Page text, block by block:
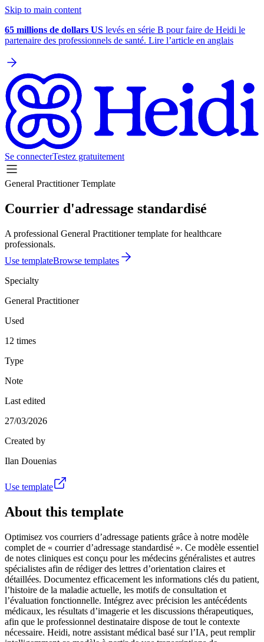
Skip to main content
65 millions de dollars US levés en série B pour faire de Heidi le
partenaire des professionnels de santé. Lire l’article en anglais
Se connecterTestez gratuitement
General Practitioner Template
Courrier d'adressage standardisé
A professional General Practitioner template for healthcare
professionals.
Use templateBrowse templates
Specialty
General Practitioner
Used
12 times
Type
Note
Last edited
27/03/2026
Created by
Ilan Douenias
Use template
About this template
Optimisez vos courriers d’adressage patients grâce à notre modèle
complet de « courrier d’adressage standardisé ». Ce modèle essentiel
de notes cliniques est conçu pour les médecins généralistes et autres
spécialistes afin de rédiger des lettres d’orientation claires et
détaillées. Documentez efficacement les informations clés du patient,
l’histoire de la maladie actuelle, les motifs de consultation et
l’évaluation fonctionnelle. Intégrez avec précision les antécédents
médicaux, les résultats d’imagerie et les discussions thérapeutiques,
afin que le professionnel destinataire dispose de tout le contexte
nécessaire. Heidi, notre assistant médical basé sur l’IA, peut remplir